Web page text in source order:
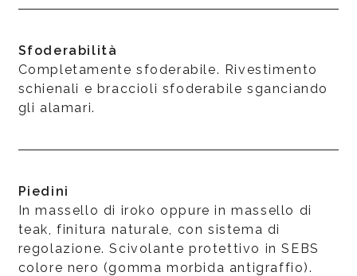
Sfoderabilità
Completamente sfoderabile. Rivestimento
schienali e braccioli sfoderabile sganciando
gli alamari.
Piedini
In massello di iroko oppure in massello di
teak, finitura naturale, con sistema di
regolazione. Scivolante protettivo in SEBS
colore nero (gomma morbida antigraffio).